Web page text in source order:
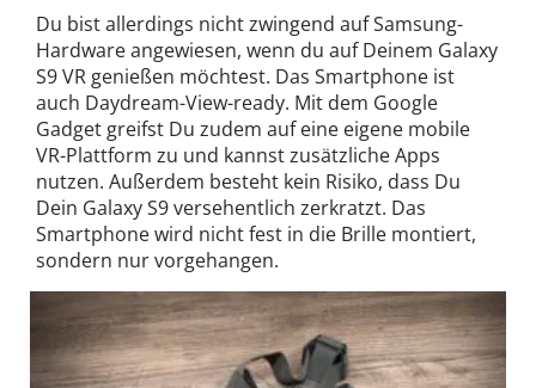
Du bist allerdings nicht zwingend auf Samsung-
Hardware angewiesen, wenn du auf Deinem Galaxy
S9 VR genießen möchtest. Das Smartphone ist
auch Daydream-View-ready. Mit dem Google
Gadget greifst Du zudem auf eine eigene mobile
VR-Plattform zu und kannst zusätzliche Apps
nutzen. Außerdem besteht kein Risiko, dass Du
Dein Galaxy S9 versehentlich zerkratzt. Das
Smartphone wird nicht fest in die Brille montiert,
sondern nur vorgehangen.